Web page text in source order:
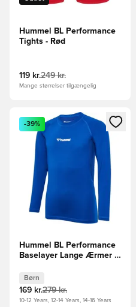
Hummel BL Performance
Tights - Rød
119 kr.249 kr.
Mange størrelser tilgængelig
Åbner en Modal til at logge
-39%
Hummel BL Performance
Baselayer Lange Ærmer -
Børn
169 kr.279 kr.
10-12 Years, 12-14 Years, 14-16 Years